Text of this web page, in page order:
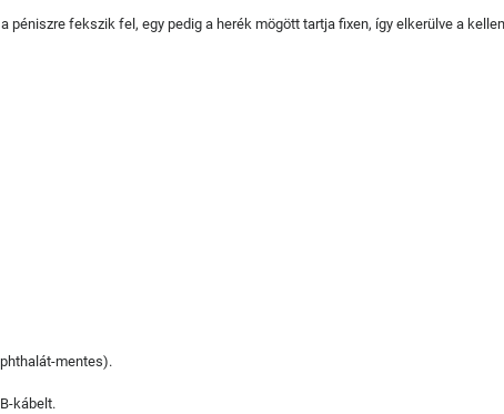
péniszre fekszik fel, egy pedig a herék mögött tartja fixen, így elkerülve a
mentes).
kábelt.